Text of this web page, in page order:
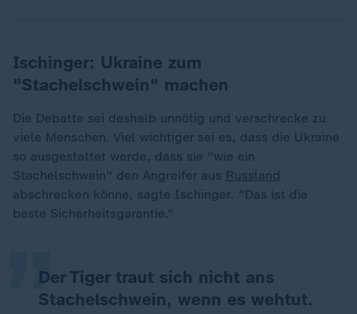
Ischinger: Ukraine zum
"Stachelschwein" machen
Die Debatte sei deshalb unnötig und verschrecke zu
viele Menschen. Viel wichtiger sei es, dass die Ukraine
so ausgestattet werde, dass sie "wie ein
Stachelschwein" den Angreifer aus Russland
abschrecken könne, sagte Ischinger. "Das ist die
beste Sicherheitsgarantie."
Der Tiger traut sich nicht ans
Stachelschwein, wenn es wehtut.
„